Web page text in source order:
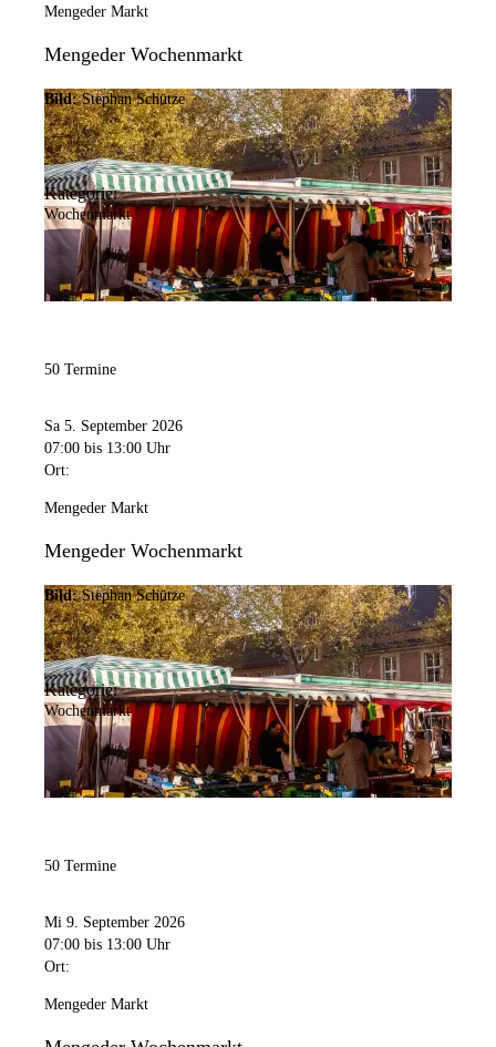
Mengeder Markt
Mengeder Wochenmarkt
Bild: Stephan Schütze
Kategorie:
Wochenmarkt
50 Termine
Sa 5. September 2026
07:00 bis 13:00 Uhr
Ort:
Mengeder Markt
Mengeder Wochenmarkt
Bild: Stephan Schütze
Kategorie:
Wochenmarkt
50 Termine
Mi 9. September 2026
07:00 bis 13:00 Uhr
Ort:
Mengeder Markt